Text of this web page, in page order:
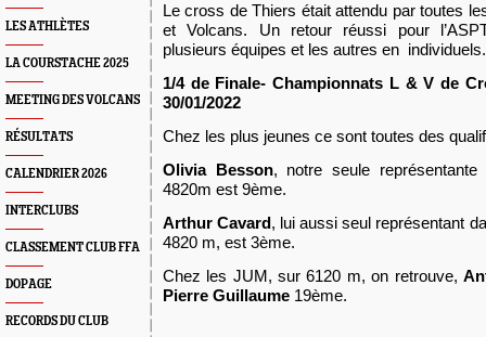
LES ATHLÈTES
LA COURSTACHE 2025
MEETING DES VOLCANS
RÉSULTATS
CALENDRIER 2026
INTERCLUBS
CLASSEMENT CLUB FFA
DOPAGE
RECORDS DU CLUB
Le cross de Thiers était attendu par toutes
et Volcans. Un retour réussi pour
plusieurs équipes et les autres en individuels.
1/4 de Finale-Championnats L & Vde
30/01/2022
Chez les plus jeunes ce sont toutes des
Olivia Besson, notre seule
4820m est 9ème.
Arthur Cavard, lui aussi seul représentant
4820 m, est 3ème.
Chez les JUM, sur 6120 m, on retrouve,
Pierre Guillaume 19ème.